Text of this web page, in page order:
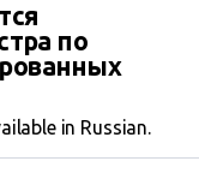
по
in Russian.